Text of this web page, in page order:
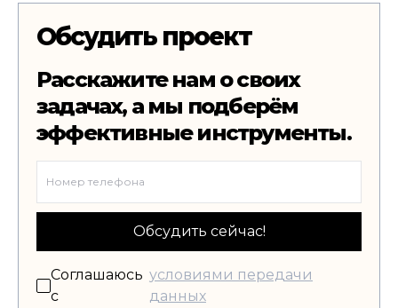
Обсудить проект
Расскажите нам о своих
задачах, а мы подберём
эффективные инструменты.
Обсудить сейчас!
Соглашаюсь
с
условиями передачи
данных